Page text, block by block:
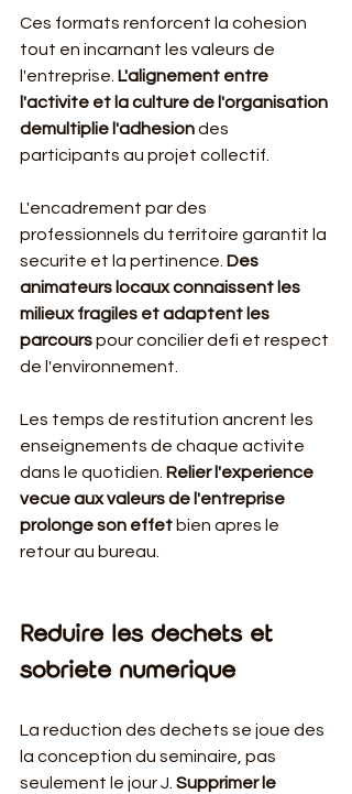
Ces formats renforcent la cohesion
tout en incarnant les valeurs de
l'entreprise. L'alignement entre
l'activite et la culture de l'organisation
demultiplie l'adhesion des
participants au projet collectif.
L'encadrement par des
professionnels du territoire garantit la
securite et la pertinence. Des
animateurs locaux connaissent les
milieux fragiles et adaptent les
parcours pour concilier defi et respect
de l'environnement.
Les temps de restitution ancrent les
enseignements de chaque activite
dans le quotidien. Relier l'experience
vecue aux valeurs de l'entreprise
prolonge son effet bien apres le
retour au bureau.
Reduire les dechets et
sobriete numerique
La reduction des dechets se joue des
la conception du seminaire, pas
seulement le jour J. Supprimer le